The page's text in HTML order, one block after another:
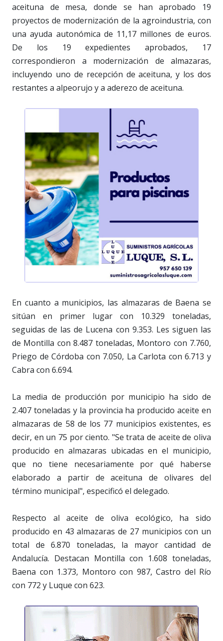
aceituna de mesa, donde se han aprobado 19
proyectos de modernización de la agroindustria, con
una ayuda autonómica de 11,17 millones de euros.
De los 19 expedientes aprobados, 17
correspondieron a modernización de almazaras,
incluyendo uno de recepción de aceituna, y los dos
restantes a alpeorujo y a aderezo de aceituna.
En cuanto a municipios, las almazaras de Baena se
sitúan en primer lugar con 10.329 toneladas,
seguidas de las de Lucena con 9.353. Les siguen las
de Montilla con 8.487 toneladas, Montoro con 7.760,
Priego de Córdoba con 7.050, La Carlota con 6.713 y
Cabra con 6.694.
La media de producción por municipio ha sido de
2.407 toneladas y la provincia ha producido aceite en
almazaras de 58 de los 77 municipios existentes, es
decir, en un 75 por ciento. "Se trata de aceite de oliva
producido en almazaras ubicadas en el municipio,
que no tiene necesariamente por qué haberse
elaborado a partir de aceituna de olivares del
término municipal", especificó el delegado.
Respecto al aceite de oliva ecológico, ha sido
producido en 43 almazaras de 27 municipios con un
total de 6.870 toneladas, la mayor cantidad de
Andalucía. Destacan Montilla con 1.608 toneladas,
Baena con 1.373, Montoro con 987, Castro del Río
con 772 y Luque con 623.